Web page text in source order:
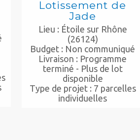
Lotissement de
Jade
Lieu : Étoile sur Rhône
(26124)
Budget : Non communiqué
Livraison : Programme
terminé - Plus de lot
disponible
Type de projet : 7 parcelles
individuelles